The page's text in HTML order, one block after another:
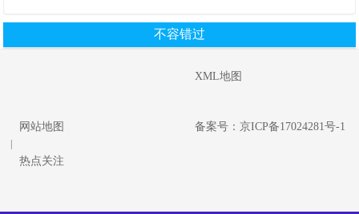
不容错过
XML地图
网站地图
热点关注
备案号：京ICP备17024281号-1